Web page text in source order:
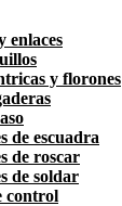
enlaces
y florones
de escuadra
de roscar
de soldar
control